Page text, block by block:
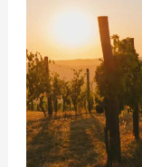
jardin
?